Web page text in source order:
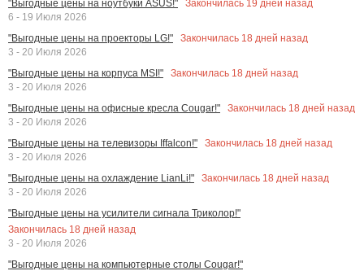
"Выгодные цены на ноутбуки ASUS!" Закончилась 19 дней назад
6 - 19 Июля 2026
"Выгодные цены на проекторы LG!"
Закончилась 18 дней назад
3 - 20 Июля 2026
"Выгодные цены на корпуса MSI!"
Закончилась 18 дней назад
3 - 20 Июля 2026
"Выгодные цены на офисные кресла Cougar!"
Закончилась 18 дней назад
3 - 20 Июля 2026
"Выгодные цены на телевизоры Iffalcon!"
Закончилась 18 дней назад
3 - 20 Июля 2026
"Выгодные цены на охлаждение LianLi!"
Закончилась 18 дней назад
3 - 20 Июля 2026
"Выгодные цены на усилители сигнала Триколор!"
Закончилась 18 дней назад
3 - 20 Июля 2026
"Выгодные цены на компьютерные столы Cougar!"